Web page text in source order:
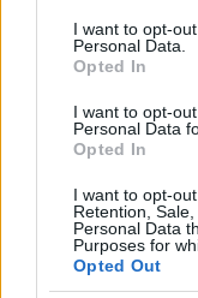
I want to opt-
Personal Data.
Opted In
I want to opt-
Personal Data
Opted In
I want to opt-
Retention,
Personal Data
Purposes for
Opted Out
il contributo
Sicilia, si
contesto
l’impresa dei
d’Italia.
L’esperimento
siciliana, a cui
posto fine la